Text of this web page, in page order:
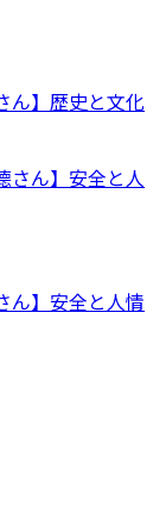
ん】歴史と文化
ん】安全と人情